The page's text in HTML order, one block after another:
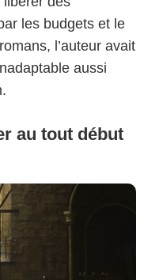
les budgets et le
l’auteur avait
aussi
au tout début